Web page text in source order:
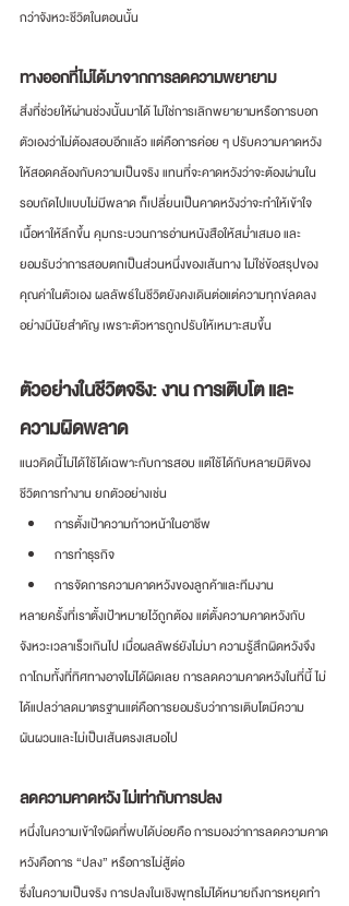
กว่าจังหวะชีวิตในตอนนั้น
ทางออกที่ไม่ได้มาจากการลดความพยายาม
สิ่งที่ช่วยให้ผ่านช่วงนั้นมาได้ ไม่ใช่การเลิกพยายามหรือการบอก
ตัวเองว่าไม่ต้องสอบอีกแล้ว แต่คือการค่อย ๆ ปรับความคาดหวัง
ให้สอดคล้องกับความเป็นจริง แทนที่จะคาดหวังว่าจะต้องผ่านใน
รอบถัดไปแบบไม่มีพลาด ก็เปลี่ยนเป็นคาดหวังว่าจะทำให้เข้าใจ
เนื้อหาให้ลึกขึ้น คุมกระบวนการอ่านหนังสือให้สม่ำเสมอ และ
ยอมรับว่าการสอบตกเป็นส่วนหนึ่งของเส้นทาง ไม่ใช่ข้อสรุปของ
คุณค่าในตัวเอง ผลลัพธ์ในชีวิตยังคงเดินต่อแต่ความทุกข์ลดลง
อย่างมีนัยสำคัญ เพราะตัวหารถูกปรับให้เหมาะสมขึ้น
ตัวอย่างในชีวิตจริง: งาน การเติบโต และ
ความผิดพลาด
แนวคิดนี้ไม่ได้ใช้ได้เฉพาะกับการสอบ แต่ใช้ได้กับหลายมิติของ
ชีวิตการทำงาน ยกตัวอย่างเช่น
การตั้งเป้าความก้าวหน้าในอาชีพ
การทำธุรกิจ
การจัดการความคาดหวังของลูกค้าและทีมงาน
หลายครั้งที่เราตั้งเป้าหมายไว้ถูกต้อง แต่ตั้งความคาดหวังกับ
จังหวะเวลาเร็วเกินไป เมื่อผลลัพธ์ยังไม่มา ความรู้สึกผิดหวังจึง
ถาโถมทั้งที่ทิศทางอาจไม่ได้ผิดเลย การลดความคาดหวังในที่นี้ ไม่
ได้แปลว่าลดมาตรฐานแต่คือการยอมรับว่าการเติบโตมีความ
ผันผวนและไม่เป็นเส้นตรงเสมอไป
ลดความคาดหวัง ไม่เท่ากับการปลง
หนึ่งในความเข้าใจผิดที่พบได้บ่อยคือ การมองว่าการลดความคาด
หวังคือการ “ปลง” หรือการไม่สู้ต่อ
ซึ่งในความเป็นจริง การปลงในเชิงพุทธไม่ได้หมายถึงการหยุดทำ